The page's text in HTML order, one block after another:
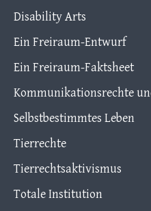
Disability Arts
Ein Freiraum-Entwurf
Ein Freiraum-Faktsheet
Kommunikationsrechte
Selbstbestimmtes Leben
Tierrechte
Tierrechtsaktivismus
Totale Institution